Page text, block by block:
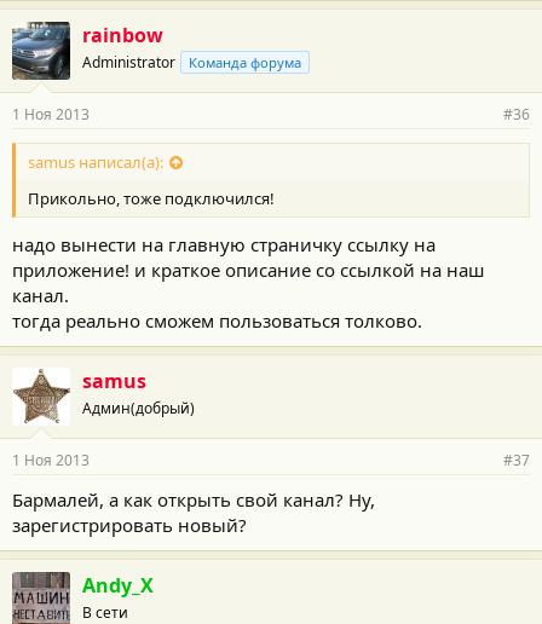
rainbow
Administrator Команда форума
1 Ноя 2013 #36
samus написал(а):
Прикольно, тоже подключился!
надо вынести на главную страничку ссылку на
приложение! и краткое описание со ссылкой на наш
канал.
тогда реально сможем пользоваться толково.
samus
Админ(добрый)
1 Ноя 2013 #37
Бармалей, а как открыть свой канал? Ну,
зарегистрировать новый?
Andy_X
В сети